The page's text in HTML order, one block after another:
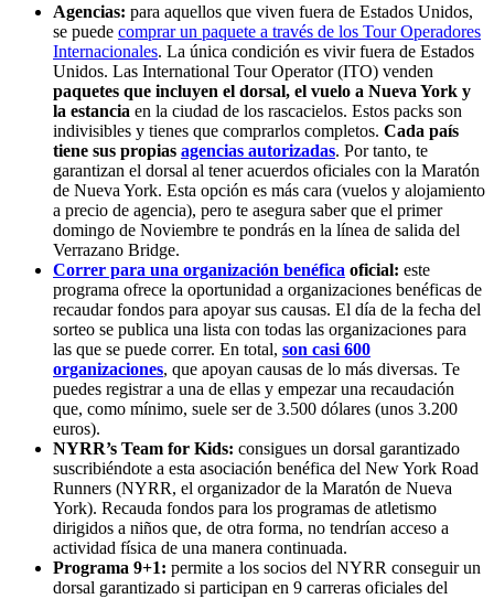
Agencias: para aquellos que viven fuera de Estados Unidos,
se puede comprar un paquete a través de los Tour Operadores
Internacionales. La única condición es vivir fuera de Estados
Unidos. Las International Tour Operator (ITO) venden
paquetes que incluyen el dorsal, el vuelo a Nueva York y
la estancia en la ciudad de los rascacielos. Estos packs son
indivisibles y tienes que comprarlos completos. Cada país
tiene sus propias agencias autorizadas. Por tanto, te
garantizan el dorsal al tener acuerdos oficiales con la Maratón
de Nueva York. Esta opción es más cara (vuelos y alojamiento
a precio de agencia), pero te asegura saber que el primer
domingo de Noviembre te pondrás en la línea de salida del
Verrazano Bridge.
Correr para una organización benéfica oficial: este
programa ofrece la oportunidad a organizaciones benéficas de
recaudar fondos para apoyar sus causas. El día de la fecha del
sorteo se publica una lista con todas las organizaciones para
las que se puede correr. En total, son casi 600
organizaciones, que apoyan causas de lo más diversas. Te
puedes registrar a una de ellas y empezar una recaudación
que, como mínimo, suele ser de 3.500 dólares (unos 3.200
euros).
NYRR’s Team for Kids: consigues un dorsal garantizado
suscribiéndote a esta asociación benéfica del New York Road
Runners (NYRR, el organizador de la Maratón de Nueva
York). Recauda fondos para los programas de atletismo
dirigidos a niños que, de otra forma, no tendrían acceso a
actividad física de una manera continuada.
Programa 9+1: permite a los socios del NYRR conseguir un
dorsal garantizado si participan en 9 carreras oficiales del